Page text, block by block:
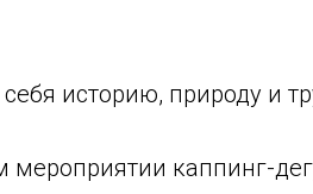
историю, природу и
каппинг-